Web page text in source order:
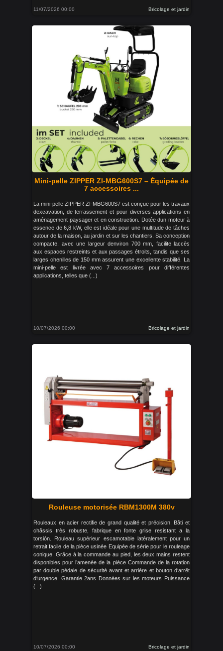
11/07/2026 00:00 Bricolage et jardin
Mini-pelle ZIPPER ZI-MBG600S7 – Équipée de
7 accessoires ...
La mini-pelle ZIPPER ZI-MBG600S7 est conçue pour les travaux
dexcavation, de terrassement et pour diverses applications en
aménagement paysager et en construction. Dotée dun moteur à
essence de 6,8 kW, elle est idéale pour une multitude de tâches
autour de la maison, au jardin et sur les chantiers. Sa conception
compacte, avec une largeur denviron 700 mm, facilite laccès
aux espaces restreints et aux passages étroits, tandis que ses
larges chenilles de 150 mm assurent une excellente stabilité. La
mini-pelle est livrée avec 7 accessoires pour différentes
applications, telles que (...)
10/07/2026 00:00 Bricolage et jardin
Rouleuse motorisée RBM1300M 380v
Rouleaux en acier rectifie de grand qualité et précision. Bâti et
châssis très robuste, fabrique en fonte grise resistant a la
torsión. Rouleau supérieur escamotable latéralement pour un
retrait facile de la pièce usinée Equipée de série pour le rouleage
conique. Grâce à la commande au pied, les deux mains restent
disponibles pour l’amenée de la pièce Commande de la rotation
par double pédale de sécurité avant et arrière et bouton d‘arrêt
d‘urgence. Garantie 2ans Données sur les moteurs Puissance
(...)
10/07/2026 00:00 Bricolage et jardin